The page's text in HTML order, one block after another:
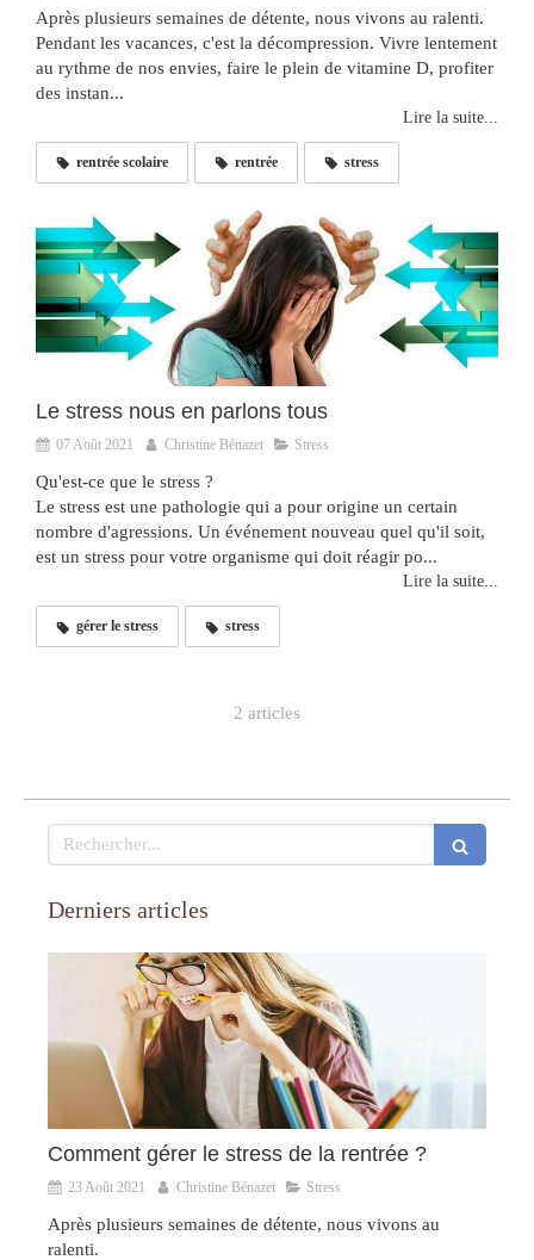
Après plusieurs semaines de détente, nous vivons au ralenti.
Pendant les vacances, c'est la décompression. Vivre lentement
au rythme de nos envies, faire le plein de vitamine D, profiter
des instan...
Lire la suite...
rentrée scolaire rentrée stress
Le stress nous en parlons tous
07 Août 2021 Christine Bénazet Stress
Qu'est-ce que le stress ?
Le stress est une pathologie qui a pour origine un certain
nombre d'agressions. Un événement nouveau quel qu'il soit,
est un stress pour votre organisme qui doit réagir po...
Lire la suite...
gérer le stress stress
2 articles
Rechercher
Derniers articles
Comment gérer le stress de la rentrée ?
23 Août 2021 Christine Bénazet Stress
Après plusieurs semaines de détente, nous vivons au
ralenti.